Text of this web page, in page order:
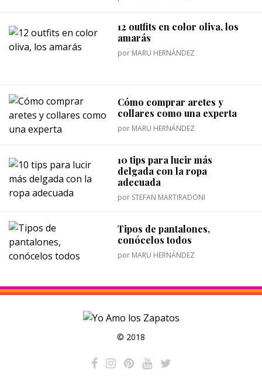
12 outfits en color oliva, los
amarás
por MARU HERNÁNDEZ
Cómo comprar aretes y
collares como una experta
por MARU HERNÁNDEZ
10 tips para lucir más
delgada con la ropa
adecuada
por STEFAN MARTIRADONI
Tipos de pantalones,
conócelos todos
por MARU HERNÁNDEZ
© 2018